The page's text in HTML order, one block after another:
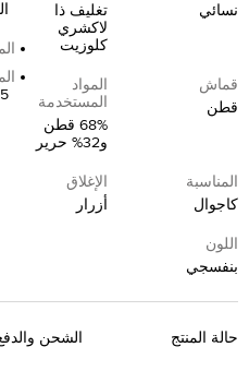
نسائي
تغليف ذا
لاكشري
كلوزيت
قماش
قطن
المواد
المستخدمة
68% قطن
و32% حرير
المناسبة
كاجوال
الإغلاق
أزرار
اللون
بنفسجي
حالة المنتج الشحن